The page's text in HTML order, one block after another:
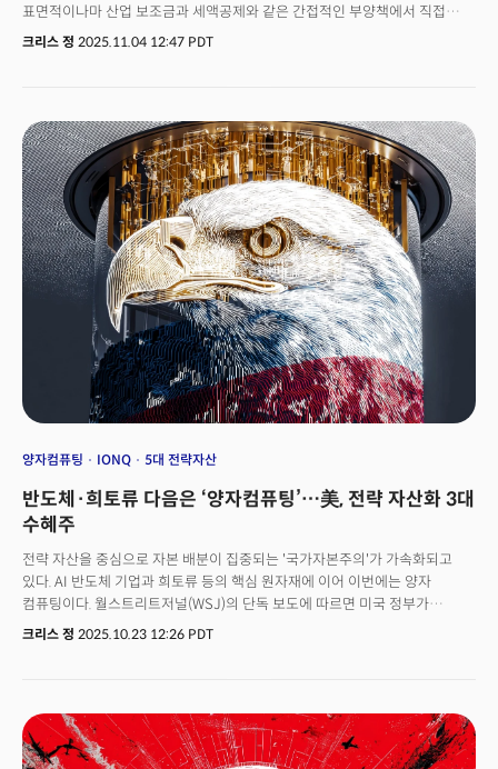
표면적이나마 산업 보조금과 세액공제와 같은 간접적인 부양책에서 직접
기업과 산업, 그리고 더 나아가 시장을 통제하는 체제로의 전환이다. 스콧
결정하는 청사진이다.베센트 장관이 말한 "중국처럼 비시장적 경제를
상대하려면 산업정책을 활용할 수밖에 없다"는 수사가 아니다. 이는 미국이 더
이상 시장 메커니즘만으로는 중국의 국가자본주의와 경쟁할 수 없다고
판단했다는 고백이다.중국의 희토류 자석 수출제한 조치는 결정적 계기였다.
미 정부는 이를 "경제적 강압"으로 규정했지만 사실은 자국의 구조적
취약점이 드러난 순간이었다. 전기차 모터, 풍력터빈, 첨단무기에 필수적인
희토류 공급이 중국 정부의 결정 하나로 차단될 수 있다는 현실은 결국
안보이자 생존의 문제였다.이것이 미국이 국가자본주의를 선택한 이유다.
시장에 맡기면 기업들은 여전히 저렴한 중국산 원료와 아시아 생산기지를
선택한다. 국가 안보는 기업의 손익계산서에 포함되지 않기 때문이다. 따라서
정부가 직접 개입해 비용을 보전하고, 지분을 보유하며, 필요하면 경영 결정을
뒤집는 구조가 불가피해졌다.이 변화가 투자자에게 의미하는 바는 단순하다.
7대 전략산업의 기업들은 더 이상 전통적 재무지표만으로 평가할 수 없다.
이들의 밸류에이션에는 "정책 프리미엄"이 구조적으로 편입된다. 투자자들이
크리스 정 2025.11.04 12:47 PDT
양자컴퓨팅 IONQ 5대 전략자산
반도체·희토류 다음은 ‘양자컴퓨팅’…美, 전략 자산화 3대
수혜주
전략 자산을 중심으로 자본 배분이 집중되는 '국가자본주의'가 가속화되고
있다. AI 반도체 기업과 희토류 등의 핵심 원자재에 이어 이번에는 양자
컴퓨팅이다. 월스트리트저널(WSJ)의 단독 보도에 따르면 미국 정부가
양자컴퓨팅 기업들의 지분을 직접 확보하는 방안을 추진하고 있다는
기업은 최소 1000만 달러 규모의 자금을 지원 받을 것으로 전망되며 이들
기업 외에도 퀀텀 컴퓨팅(QUBT)과 아톰 컴퓨팅도 유사한 협의를 검토하고
있는 것으로 밝혀졌다. 이번 협상을 주도하는 인물은 폴 다바 상무부
크리스 정 2025.10.23 12:26 PDT